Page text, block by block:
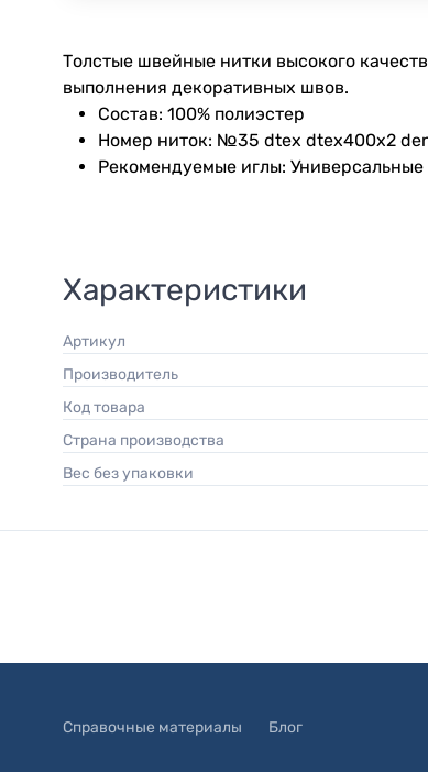
Толстые швейные нитки высокого
выполнения декоративных швов.
Состав: 100% полиэстер
Номер ниток: №35 dtex dtex400x2
Рекомендуемые иглы: Универсальные
Характеристики
Артикул
Производитель
Код товара
Страна производства
Вес без упаковки
Справочные материалы Блог